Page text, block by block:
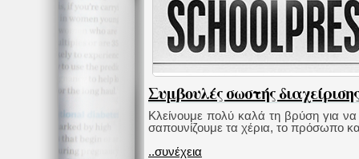
Συμβουλές σωστής
Κλείνουμε πολύ καλά τη βρύση για
σαπουνίζουμε τα χέρια, το πρόσωπο
..συνέχεια